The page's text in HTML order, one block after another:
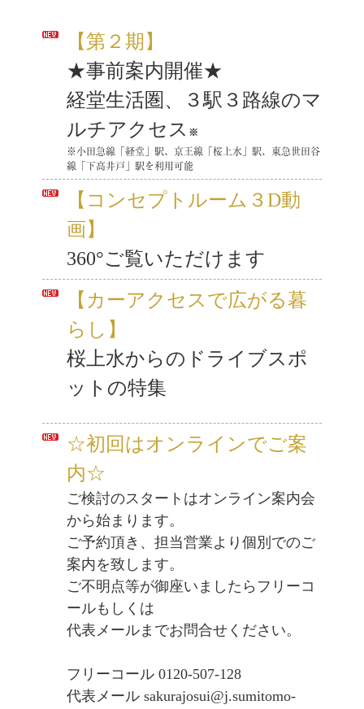
【第２期】
★事前案内開催★
経堂生活圏、３駅３路線のマ
ルチアクセス ※
※小田急線「経堂」駅、京王線「桜上水」駅、東急世田谷
線「下高井戸」駅を利用可能
【コンセプトルーム３D動
画】
360°ご覧いただけます
【カーアクセスで広がる暮
らし】
桜上水からのドライブスポ
ットの特集
☆初回はオンラインでご案
内☆
ご検討のスタートはオンライン案内会
から始まります。
ご予約頂き、担当営業より個別でのご
案内を致します。
ご不明点等が御座いましたらフリーコ
ールもしくは
代表メールまでお問合せください。
フリーコール 0120-507-128
代表メール sakurajosui@j.sumitomo-